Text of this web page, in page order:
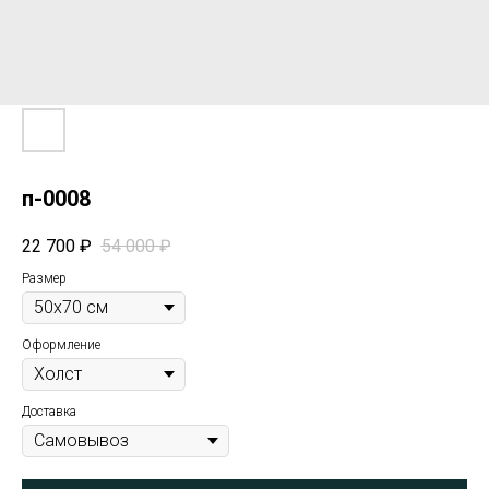
п-0008
22 700 ₽ 54 000 ₽
Размер
Оформление
Доставка